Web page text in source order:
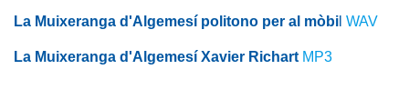
La Muixeranga d'Algemesí politono per al mòbi WAV
La Muixeranga d'Algemesí Xavier Richart MP3